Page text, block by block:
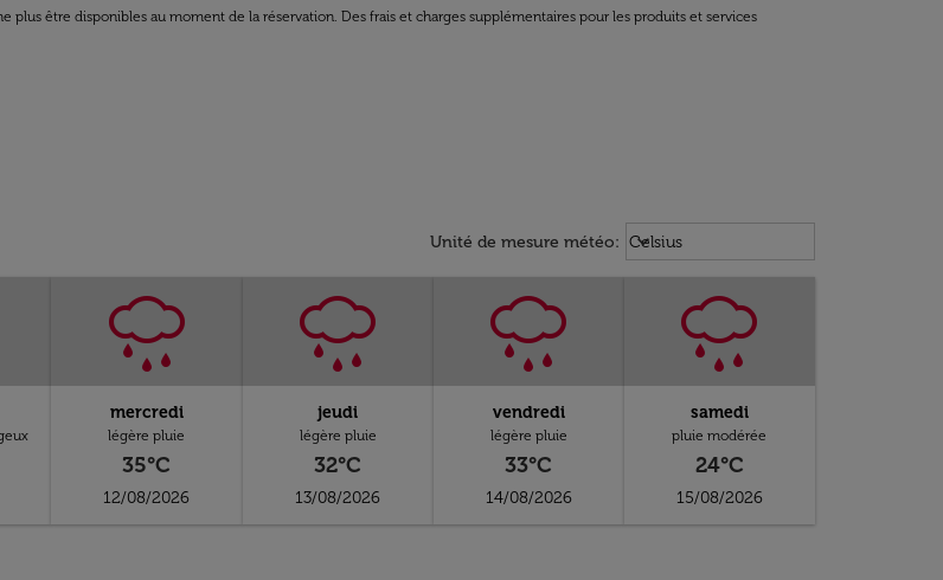
être disponibles au moment de la réservation. Des frais et charges supplémentaires pour les produits et services
Unité de mesure météo: Weather unit option Celsius
Celsius
keyboard_arrow_down
mercredi
légère pluie
35°C
12/08/2026
jeudi
légère pluie
32°C
13/08/2026
vendredi
légère pluie
33°C
14/08/2026
samedi
pluie modérée
24°C
15/08/2026